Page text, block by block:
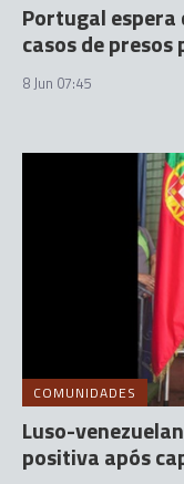
Portugal espera
casos de
8 Jun 07:45
COMUNIDADES
Luso-
positiva após